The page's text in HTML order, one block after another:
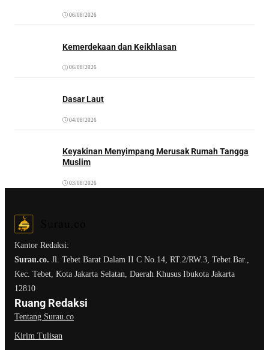
06/08/2026
Kemerdekaan dan Keikhlasan
06/08/2026
Dasar Laut
04/08/2026
Keyakinan Menyimpang Merusak Rumah Tangga
Muslim
03/08/2026
Kantor Redaksi:
Surau.co. Jl. Tebet Barat Dalam II C No.14, RT.2/RW.3, Tebet Bar.,
Kec. Tebet, Kota Jakarta Selatan, Daerah Khusus Ibukota Jakarta
12810
Ruang Redaksi
Tentang Surau.co
Kirim Tulisan